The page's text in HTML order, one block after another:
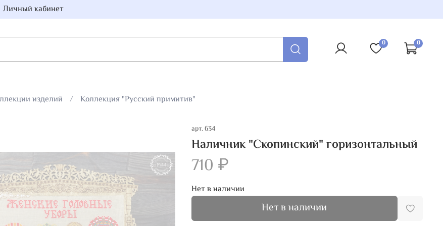
Личный кабинет
0 0
изделий Коллекция "Русский примитив"
арт.634
Наличник "Скопинский" горизонтальный
710 ₽
Нет в наличии
Нет в наличии